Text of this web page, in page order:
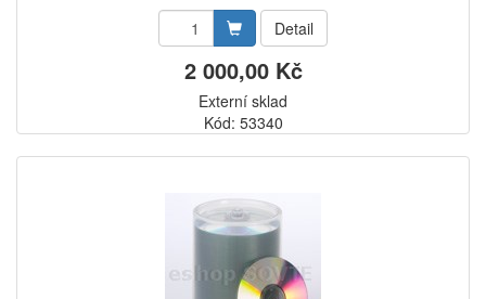
Detail
2 000,00 Kč
Externí sklad
Kód: 53340